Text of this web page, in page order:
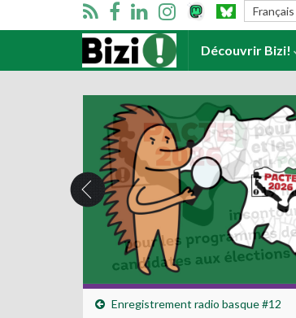
Français
Accueil Découvrir Bizi!
Enregistrement radio basque #12